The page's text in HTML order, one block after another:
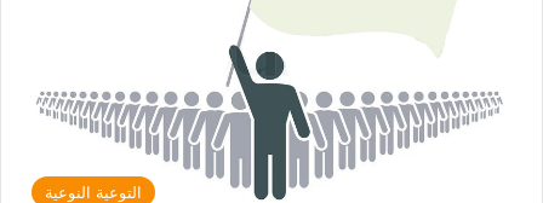
التوعية النوعية